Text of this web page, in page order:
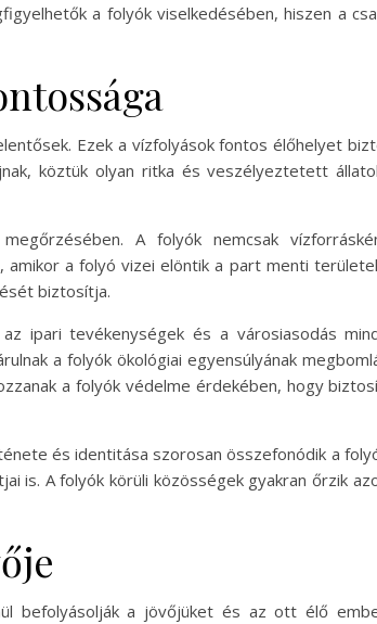
a folyók viselkedésében, hiszen a
Ezek a vízfolyások fontos élőhelyet
köztük olyan ritka és veszélyeztetett
A folyók nemcsak
amikor a folyó vizei elöntik a part menti
biztosítja.
ipari tevékenységek és a városiasodás
a folyók ökológiai egyensúlyának
a folyók védelme érdekében, hogy
és identitása szorosan összefonódik a
is. A folyók körüli közösségek gyakran őrzik
befolyásolják a jövőjüket és az ott élő